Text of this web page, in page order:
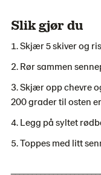
Slik gjør du
Skjær 5 skiver og
Rør sammen
Skjær opp chevre
200 grader til osten
Legg på syltet
Toppes med litt